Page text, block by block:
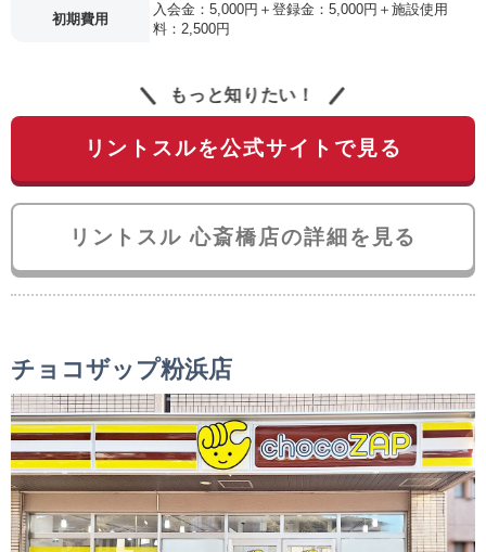
初期費用
入会金：5,000円＋登録金：5,000円＋施設使用
料：2,500円
もっと知りたい！
リントスルを公式サイトで見る
リントスル 心斎橋店の詳細を見る
チョコザップ粉浜店